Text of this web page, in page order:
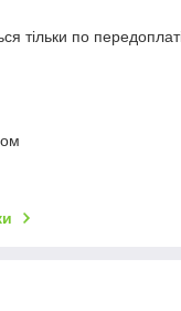
тільки по